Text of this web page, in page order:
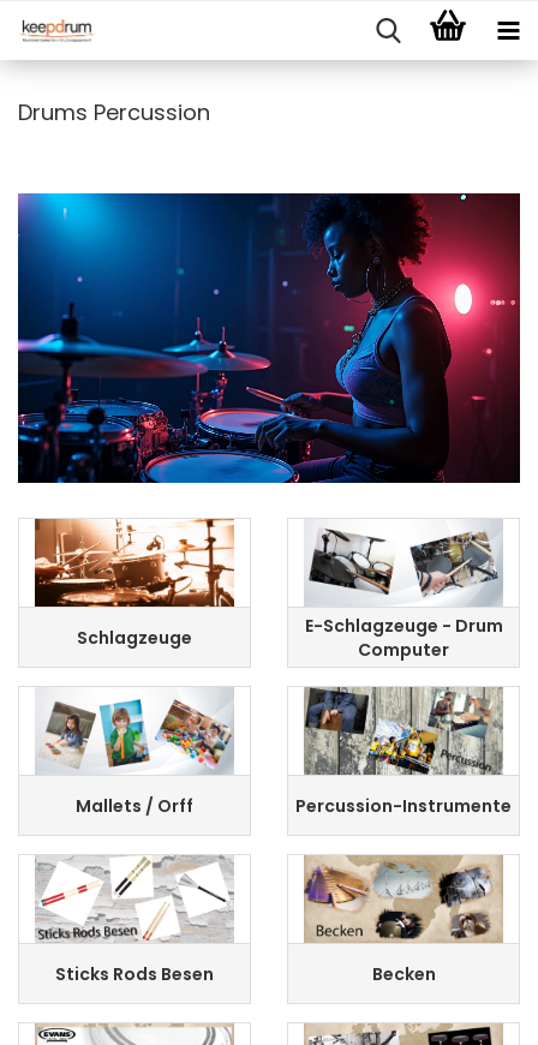
Drums Percussion
Schlagzeuge
E-Schlagzeuge - Drum
Computer
Mallets / Orff Percussion-Instrumente
Sticks Rods Besen Becken